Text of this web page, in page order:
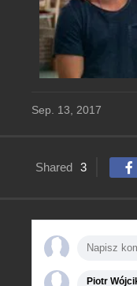
Sep. 13, 2017
Shared 3
Piotr